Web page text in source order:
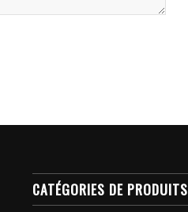
CATÉGORIES DE PRODUITS